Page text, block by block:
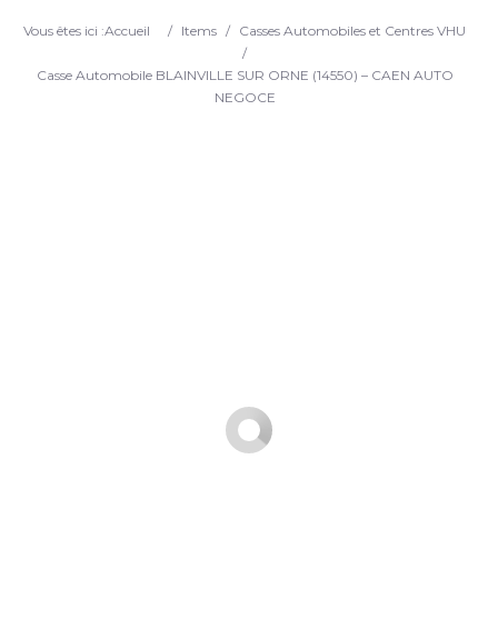
Vous êtes ici :Accueil / Items / Casses Automobiles et Centres VHU
/
Casse Automobile BLAINVILLE SUR ORNE (14550) – CAEN AUTO
NEGOCE